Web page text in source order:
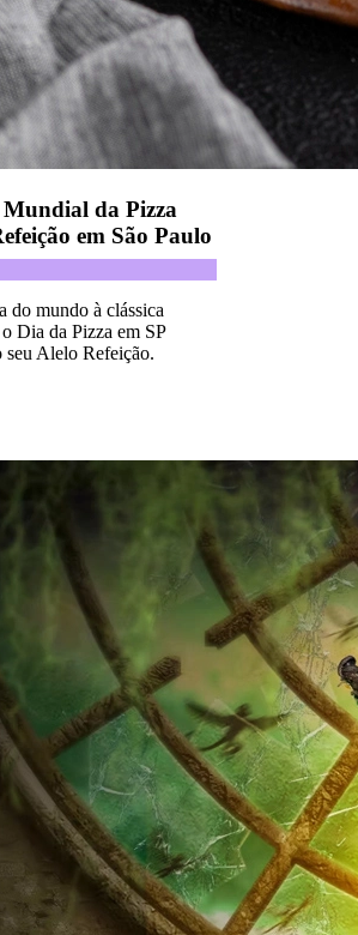
da Pizza
em São Paulo
do mundo à clássica
Dia da Pizza em SP
seu Alelo Refeição.